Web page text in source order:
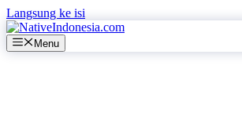
Langsung ke isi
Menu